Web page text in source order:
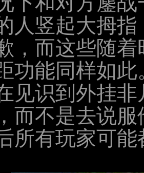
人竖起大拇
，而这些随
功能同样如
见识到外挂
而不是去说
所有玩家可